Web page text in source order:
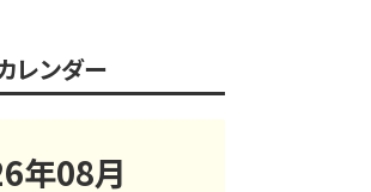
レンダー
年08月